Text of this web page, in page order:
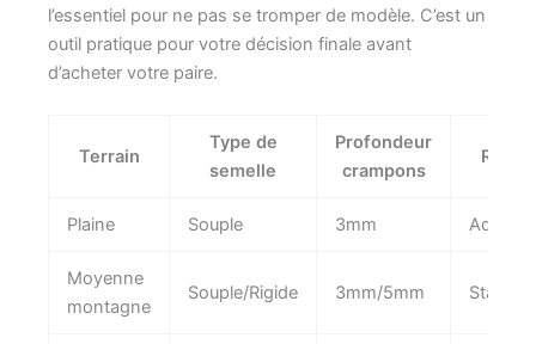
l’essentiel pour ne pas se tromper de modèle. C’est un
outil pratique pour votre décision finale avant
d’acheter votre paire.
Terrain
Type de
semelle
Profondeur
crampons
Plaine Souple 3mm
Moyenne
montagne
Souple/Rigide 3mm/5mm Stabilité